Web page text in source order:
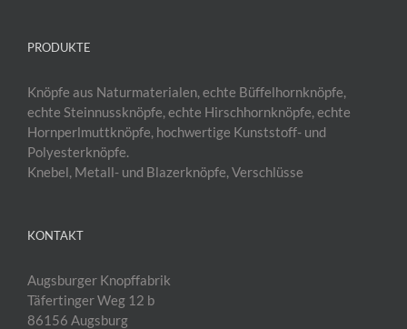
PRODUKTE
Knöpfe aus Naturmaterialen, echte Büffelhornknöpfe,
echte Steinnussknöpfe, echte Hirschhornknöpfe, echte
Hornperlmuttknöpfe, hochwertige Kunststoff- und
Polyesterknöpfe.
Knebel, Metall- und Blazerknöpfe, Verschlüsse
KONTAKT
Augsburger Knopffabrik
Täfertinger Weg 12 b
86156 Augsburg